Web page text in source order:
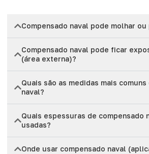
Compensado naval pode molhar ou
Compensado naval pode ficar
(área externa)?
Quais são as medidas mais
naval?
Quais espessuras de compensado
usadas?
Onde usar compensado naval